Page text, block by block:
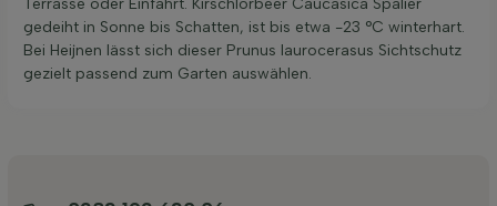
Terrasse oder Einfahrt. Kirschlorbeer Caucasica Spalier
gedeiht in Sonne bis Schatten, ist bis etwa -23 °C winterhart.
Bei Heijnen lässt sich dieser Prunus laurocerasus Sichtschutz
gezielt passend zum Garten auswählen.